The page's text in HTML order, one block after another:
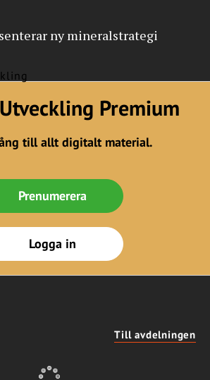
ny mineralstrategi
Premium
till allt digitalt material.
Prenumerera
Logga in
Till avdelningen